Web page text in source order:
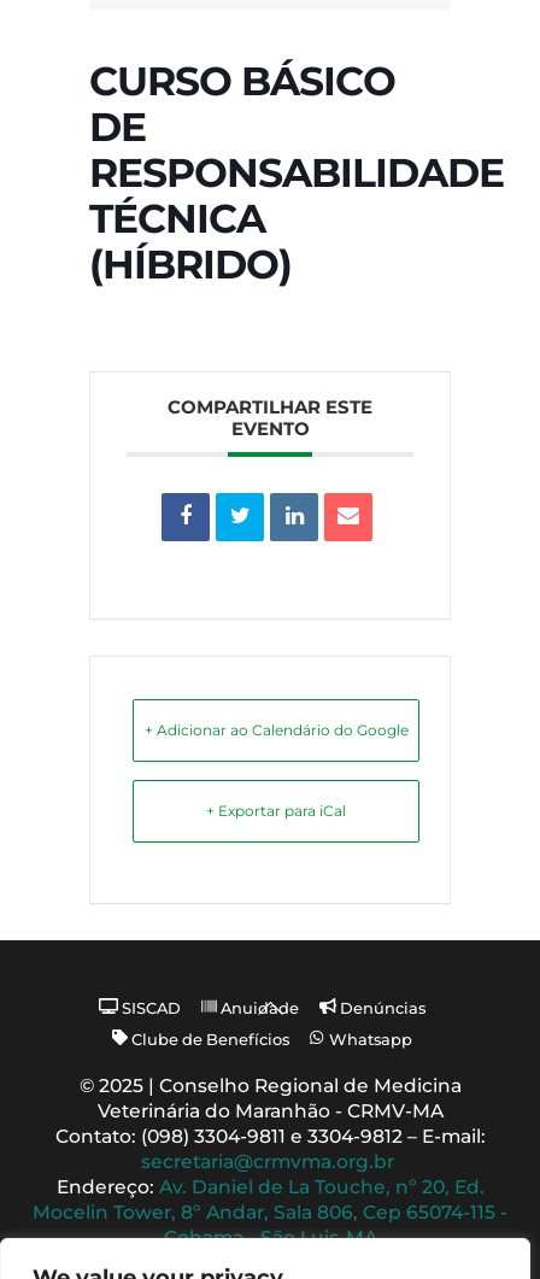
CURSO BÁSICO
DE
RESPONSABILIDADE
TÉCNICA
(HÍBRIDO)
COMPARTILHAR ESTE
EVENTO
+ Adicionar ao Calendário do Google
+ Exportar para iCal
Back
To
SISCAD Anuidade
Denúncias
Clube de Benefícios
Whatsapp
© 2025 | Conselho Regional de Medicina
Veterinária do Maranhão - CRMV-MA
Contato: (098) 3304-9811 e 3304-9812 – E-mail:
secretaria@crmvma.org.br
Endereço: Av. Daniel de La Touche, nº 20, Ed.
Mocelin Tower, 8º Andar, Sala 806, Cep 65074-115 -
Cohama - São Luis-MA
Horário de Funcionamento: 8h às 14h (Segunda a